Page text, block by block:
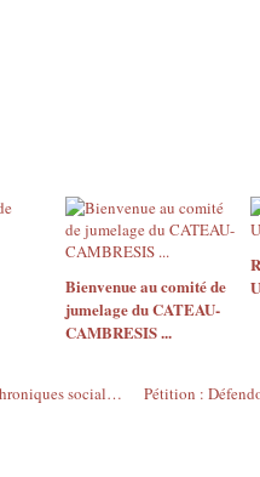
Bienvenue au comité de
jumelage du CATEAU-
CAMBRESIS ...
LA FAFA pour l'Europe nous informe : les Chroniques sociales d' "Allemagne d'aujourd'hui"